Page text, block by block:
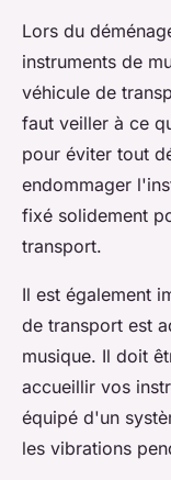
Lors du
instruments de
véhicule de
faut veiller à ce
pour éviter tout
endommager
fixé solidement
transport.
Il est également
de transport est
musique. Il doit
accueillir vos
équipé d'un
les vibrations